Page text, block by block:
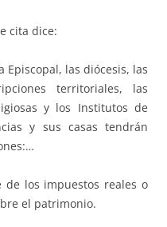
cita dice:
Episcopal, las diócesis, las
territoriales, las
y los Institutos de
y sus casas tendrán
de los impuestos reales o
el patrimonio.